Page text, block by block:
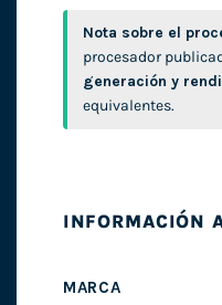
Nota sobre el
procesador
generación y
equivalentes.
INFORMACIÓN
MARCA